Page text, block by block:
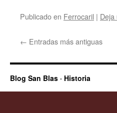
Publicado en Ferrocaril |
← Entradas más antiguas
Blog San Blas · Historia